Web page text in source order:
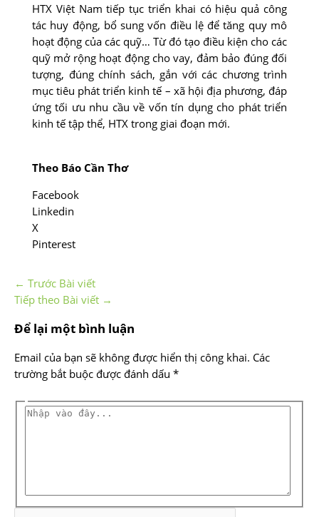
HTX Việt Nam tiếp tục triển khai có hiệu quả công
tác huy động, bổ sung vốn điều lệ để tăng quy mô
hoạt động của các quỹ… Từ đó tạo điều kiện cho các
quỹ mở rộng hoạt động cho vay, đảm bảo đúng đối
tượng, đúng chính sách, gắn với các chương trình
mục tiêu phát triển kinh tế – xã hội địa phương, đáp
ứng tối ưu nhu cầu về vốn tín dụng cho phát triển
kinh tế tập thể, HTX trong giai đoạn mới.
Theo Báo Cần Thơ
Facebook
Linkedin
X
Pinterest
← Trước Bài viết
Tiếp theo Bài viết →
Để lại một bình luận
Email của bạn sẽ không được hiển thị công khai. Các
trường bắt buộc được đánh dấu *